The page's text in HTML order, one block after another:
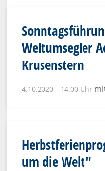
Weltumsegler
Krusenstern
4.10.2020 – 14.00 Uhr
um die Welt"